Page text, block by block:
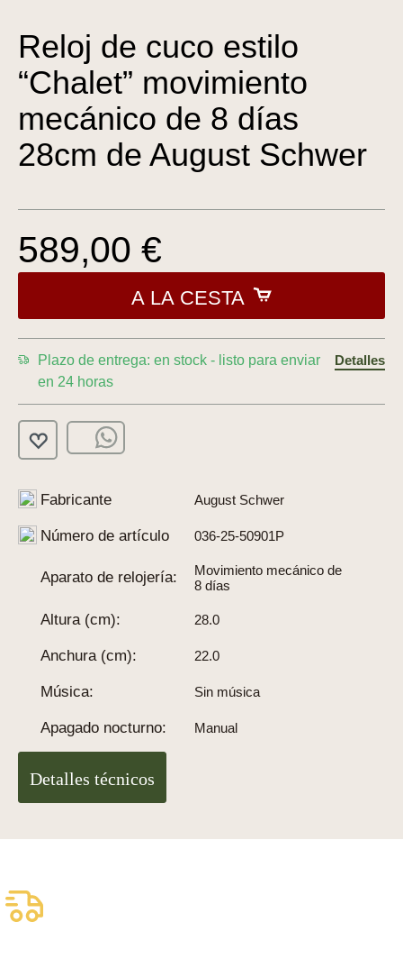
Reloj de cuco estilo
“Chalet” movimiento
mecánico de 8 días
28cm de August Schwer
589,00 €
A LA CESTA
Plazo de entrega: en stock - listo para enviar
en 24 horas
Detalles
Fabricante August Schwer
Número de artículo 036-25-50901P
Aparato de relojería:
Movimiento mecánico de
8 días
Altura (cm): 28.0
Anchura (cm): 22.0
Música: Sin música
Apagado nocturno: Manual
Detalles técnicos